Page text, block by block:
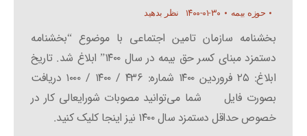
حوزه بیمه ۱۴۰۰-۰۱-۳۰ نظر بدهید
بخشنامه سازمان تامین اجتماعی با موضوع “بخشنامه
دستمزد مبنای کسر حق بیمه در سال ۱۴۰۰” ابلاغ شد. تاریخ
ابلاغ: ۲۵ فروردین ۱۴۰۰ شماره: ۴۳۶ / ۱۴۰۰ / ۱۰۰۰ دریافت
بصورت فایل شما می‌‍‌توانید مصوبات شورایعالی کار در
خصوص حداقل دستمزد سال ۱۴۰۰ نیز اینجا کلیک کنید.